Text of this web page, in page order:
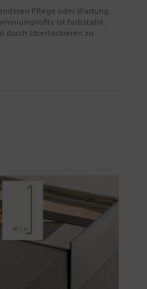
Pflege oder Wartung.
ist farbstabil.
durch Überlackieren zu